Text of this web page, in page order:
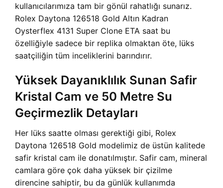
kullanıcılarımıza tam bir gönül rahatlığı sunarız.
Rolex Daytona 126518 Gold Altın Kadran
Oysterflex 4131 Super Clone ETA saat bu
özelliğiyle sadece bir replika olmaktan öte, lüks
saatçiliğin tüm inceliklerini barındırır.
Yüksek Dayanıklılık Sunan Safir
Kristal Cam ve 50 Metre Su
Geçirmezlik Detayları
Her lüks saatte olması gerektiği gibi, Rolex
Daytona 126518 Gold modelimiz de üstün kalitede
safir kristal cam ile donatılmıştır. Safir cam, mineral
camlara göre çok daha yüksek bir çizilme
direncine sahiptir, bu da günlük kullanımda